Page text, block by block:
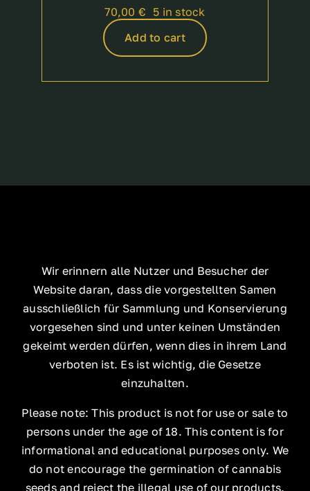
70,00 € 5 in stock
Add to cart
Wir erinnern alle Nutzer und Besucher der
Website daran, dass die vorgestellten Samen
ausschließlich für Sammlung und Konservierung
vorgesehen sind und unter keinen Umständen
gekeimt werden dürfen, wenn dies in ihrem Land
verboten ist. Es ist wichtig, die Gesetze
einzuhalten.
Please note: This product is not for use or sale to
persons under the age of 18. This content is for
informational and educational purposes only. We
do not encourage the germination of cannabis
seeds and reject the illegal use of our products.